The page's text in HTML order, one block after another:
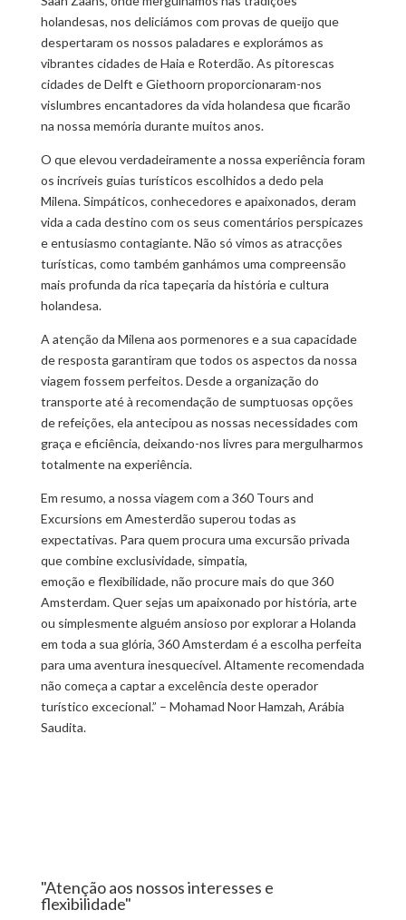
holandesas, nos deliciámos com provas de queijo que
despertaram os nossos paladares e explorámos as
vibrantes cidades de Haia e Roterdão. As pitorescas
cidades de Delft e Giethoorn proporcionaram-nos
vislumbres encantadores da vida holandesa que ficarão
na nossa memória durante muitos anos.
O que elevou verdadeiramente a nossa experiência foram
os incríveis guias turísticos escolhidos a dedo pela
Milena. Simpáticos, conhecedores e apaixonados, deram
vida a cada destino com os seus comentários perspicazes
e entusiasmo contagiante. Não só vimos as atracções
turísticas, como também ganhámos uma compreensão
mais profunda da rica tapeçaria da história e cultura
holandesa.
A atenção da Milena aos pormenores e a sua capacidade
de resposta garantiram que todos os aspectos da nossa
viagem fossem perfeitos. Desde a organização do
transporte até à recomendação de sumptuosas opções
de refeições, ela antecipou as nossas necessidades com
graça e eficiência, deixando-nos livres para mergulharmos
totalmente na experiência.
Em resumo, a nossa viagem com a 360 Tours and
Excursions em Amesterdão superou todas as
expectativas. Para quem procura uma excursão privada
que combine exclusividade, simpatia,
emoção e flexibilidade, não procure mais do que 360
Amsterdam. Quer sejas um apaixonado por história, arte
ou simplesmente alguém ansioso por explorar a Holanda
em toda a sua glória, 360 Amsterdam é a escolha perfeita
para uma aventura inesquecível. Altamente recomendada
não começa a captar a excelência deste operador
turístico excecional.” – Mohamad Noor Hamzah, Arábia
Saudita.
"Atenção aos nossos interesses e
flexibilidade"